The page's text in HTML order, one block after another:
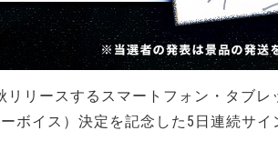
リースするスマートフォン・タブ
ボイス）決定を記念した5日連続サ